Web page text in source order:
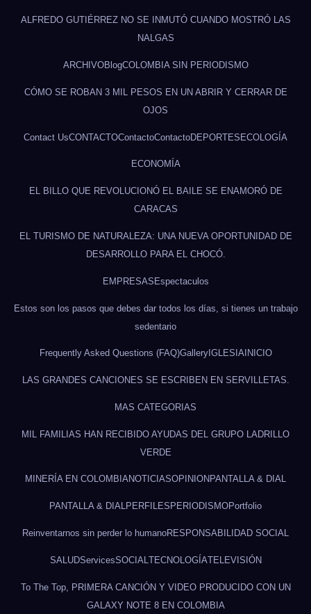
ALFREDO GUTIÉRREZ NO SE INMUTÓ CUANDO MOSTRÓ LAS
NALGAS
ARCHIVOBlogCOLOMBIA SIN PERIODISMO
CÓMO SE ROBAN 3 MIL PESOS EN UN ABRIR Y CERRAR DE
OJOS
Contact UsCONTACTOContactoContactoDEPORTESECOLOGÍA
ECONOMÍA
EL BILLO QUE REVOLUCIONÓ EL BAILE SE ENAMORÓ DE
CARACAS
EL TURISMO DE NATURALEZA: UNA NUEVA OPORTUNIDAD DE
DESARROLLO PARA EL CHOCÓ.
EMPRESAS Espectaculos
Estos son los pasos que debes dar todos los días, si tienes un trabajo
sedentario
Frequently Asked Questions (FAQ)GalleryIGLESIAINICIO
LAS GRANDES CANCIONES SE ESCRIBEN EN SERVILLETAS.
MAS CATEGORIAS
MIL FAMILIAS HAN RECIBIDO AYUDAS DEL GRUPO LADRILLO
VERDE
MINERÍA EN COLOMBIANOTICIASOPINION PANTALLA & DIAL
PANTALLA & DIALPERFILES PERIODISMOPortfolio
Reinventarnos sin perder lo humanoRESPONSABILIDAD SOCIAL
SALUDServicesSOCIAL TECNOLOGÍATELEVISIÓN
To The Top, PRIMERA CANCIÓN Y VIDEO PRODUCIDO CON UN
GALAXY NOTE 8 EN COLOMBIA